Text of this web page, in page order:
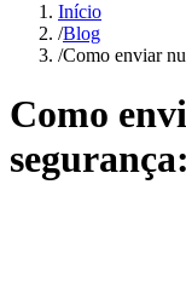
Início
/Blog
/Como enviar
Como